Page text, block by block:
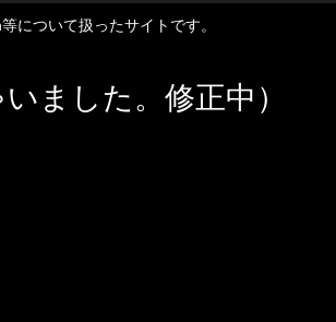
について扱ったサイトです。
ました。修正中）